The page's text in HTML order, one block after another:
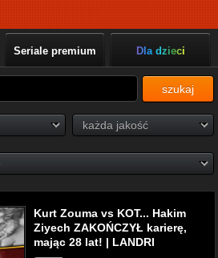
Seriale premium Dla dzieci
szukaj
Kurt Zouma vs KOT... Hakim
Ziyech ZAKOŃCZYŁ karierę,
mając 28 lat! | LANDRI